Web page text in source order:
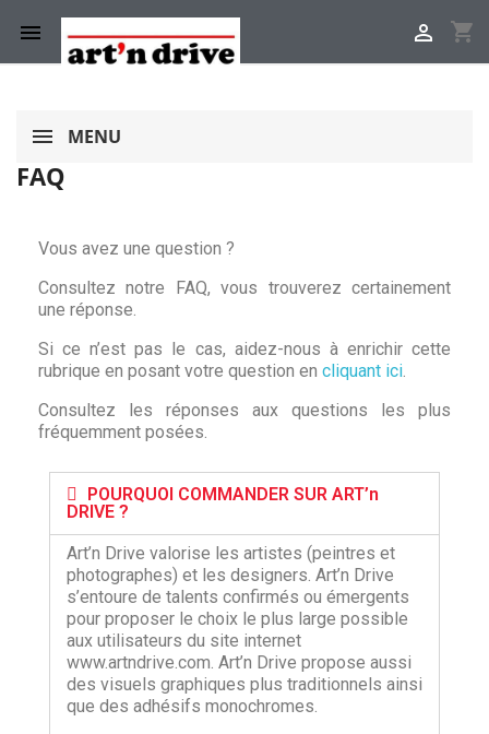
 shopping_cart

MENU
FAQ
Vous avez une question ?
Consultez notre FAQ, vous trouverez certainement
une réponse.
Si ce n’est pas le cas, aidez-nous à enrichir cette
rubrique en posant votre question en cliquant ici.
Consultez les réponses aux questions les plus
fréquemment posées.
POURQUOI COMMANDER SUR ART’n
DRIVE ?
Art’n Drive valorise les artistes (peintres et
photographes) et les designers. Art’n Drive
s’entoure de talents confirmés ou émergents
pour proposer le choix le plus large possible
aux utilisateurs du site internet
www.artndrive.com. Art’n Drive propose aussi
des visuels graphiques plus traditionnels ainsi
que des adhésifs monochromes.